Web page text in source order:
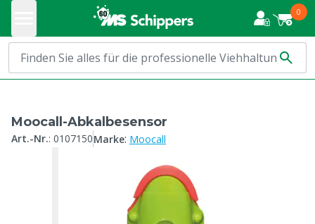
0
Moocall-Abkalbesensor
Art.-Nr.: 0107150Marke: Moocall